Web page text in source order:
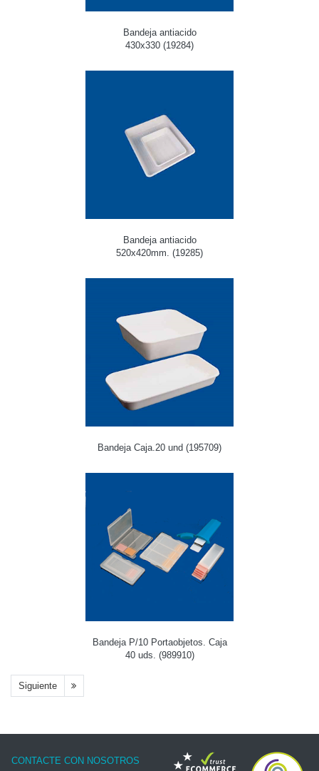
Bandeja antiacido
430x330 (19284)
Bandeja antiacido
520x420mm. (19285)
Bandeja Caja.20 und (195709)
Bandeja P/10 Portaobjetos. Caja
40 uds. (989910)
Siguiente
CONTACTE CON NOSOTROS